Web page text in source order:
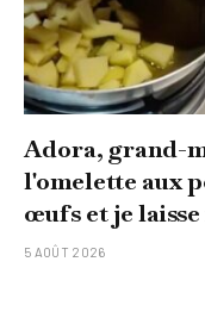
Adora, grand-
l'omelette aux
œufs et je
5 AOÛT 2026